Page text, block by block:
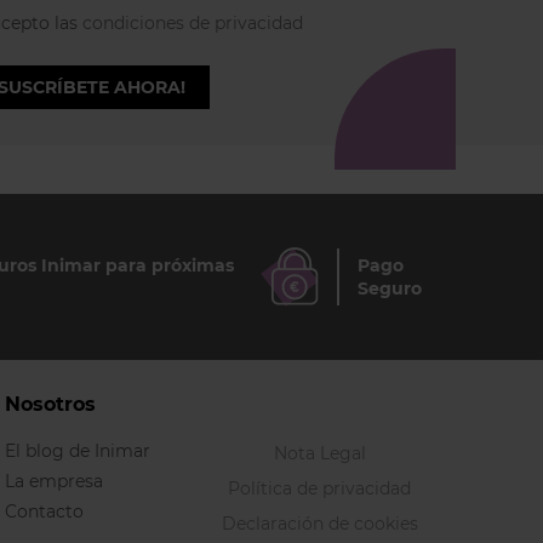
las condiciones de privacidad
AHORA!
Inimar para próximas
Pago
Seguro
Nosotros
El blog de Inimar
La empresa
Contacto
Nota Legal
Política de privacidad
Declaración de cookies